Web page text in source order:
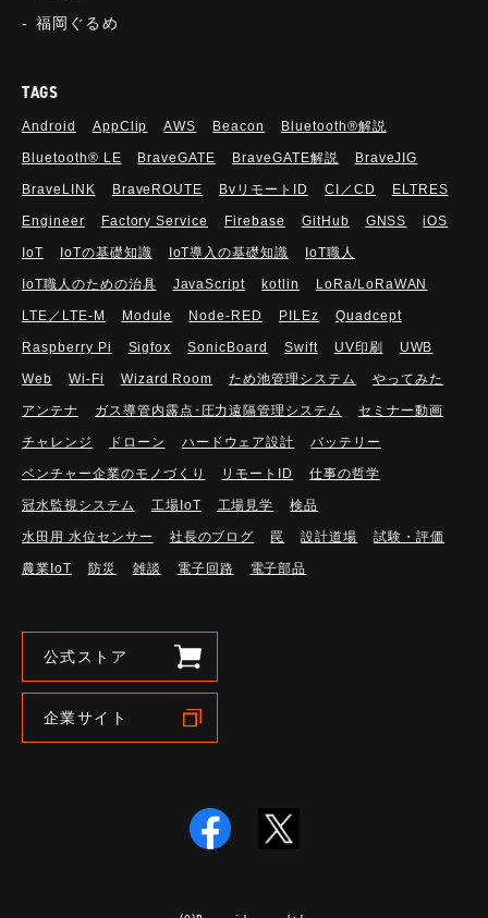
福岡ぐるめ
TAGS
Android AppClip AWS Beacon Bluetooth®解説
Bluetooth®︎ LE BraveGATE BraveGATE解説 BraveJIG
BraveLINK BraveROUTE BvリモートID CI／CD ELTRES
Engineer Factory Service Firebase GitHub GNSS iOS
IoT IoTの基礎知識 IoT導入の基礎知識 IoT職人
IoT職人のための治具 JavaScript kotlin LoRa/LoRaWAN
LTE／LTE-M Module Node-RED PILEz Quadcept
Raspberry Pi Sigfox SonicBoard Swift UV印刷 UWB
Web Wi-Fi Wizard Room ため池管理システム やってみた
アンテナ ガス導管内露点･圧力遠隔管理システム セミナー動画
チャレンジ ドローン ハードウェア設計 バッテリー
ベンチャー企業のモノづくり リモートID 仕事の哲学
冠水監視システム 工場IoT 工場見学 検品
水田用 水位センサー 社長のブログ 罠 設計道場 試験・評価
農業IoT 防災 雑談 電子回路 電子部品
公式ストア
企業サイト